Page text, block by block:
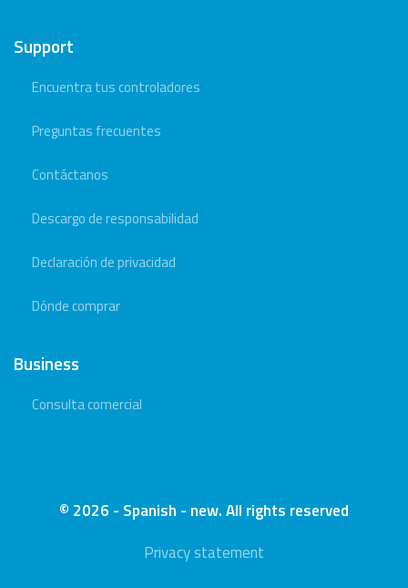
Support
Encuentra tus controladores
Preguntas frecuentes
Contáctanos
Descargo de responsabilidad
Declaración de privacidad
Dónde comprar
Business
Consulta comercial
© 2026 - Spanish - new. All rights reserved
Privacy statement